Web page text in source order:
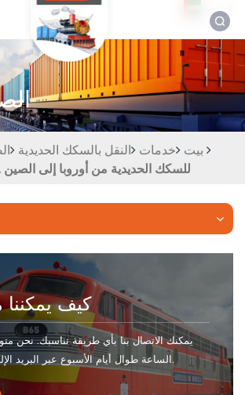
بيت خدمات النقل بالسكك الحديدية
خدمة LCL للسكك الحديدية من أوروبا إلى الصين
كيف
يمكنك الاتصال بنا بأي طريقة تناسبك. نحن
الساعة طوال أيام الأسبوع عبر البريد الإلكتروني أو الهاتف.